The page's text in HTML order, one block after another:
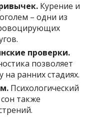
Курение и
– одни из
проверки.
позволяет
ранних стадиях.
Психологический
также